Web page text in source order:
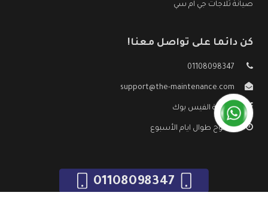
صيانة ثلاجات جي ام سي
كن دائما على تواصل معنا!
01108098347
support@the-maintenance.com
صفحة الفيس بوك
مفتوح طوال ايام الأسبوع
01108098347